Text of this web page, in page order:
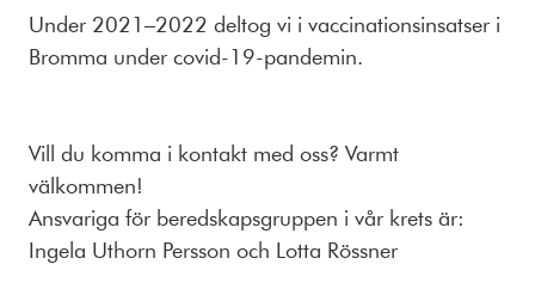
Under 2021–2022 deltog vi i vaccinationsinsatser i
Bromma under covid-19-pandemin.
Vill du komma i kontakt med oss? Varmt
välkommen!
Ansvariga för beredskapsgruppen i vår krets är:
Ingela Uthorn Persson och Lotta Rössner